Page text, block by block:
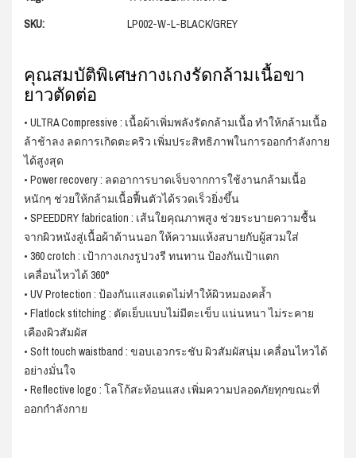
คุณสมบัติพิเศษกางเกงรัดกล้ามเนื้อขา
ยาวตัดต่อ
• ULTRA Compressive : เนื้อผ้าเพิ่มพลังรัดกล้ามเนื้อ ทำให้กล้ามเนื้อ
ล้าช้าลง ลดการเกิดตะคริว เพิ่มประสิทธิภาพในการออกกำลังกาย
ได้สูงสุด
• Power recovery : ลดอาการบาดเจ็บจากการใช้งานกล้ามเนื้อ
หนักๆ ช่วยให้กล้ามเนื้อฟื้นตัวได้รวดเร็วยิ่งขึ้น
• SPEEDDRY fabrication : เส้นใยคุณภาพสูง ช่วยระบายความชื้น
จากผิวหนังสู่เนื้อผ้าด้านนอก ให้ความแห้งสบายกับผู้สวมใส่
• 360 crotch : เป้ากางเกงรูปวงรี ทนทาน ป้องกันเป้าแตก
เคลื่อนไหวได้ 360°
• UV Protection : ป้องกันแสงแดดไม่ทำให้ผิวหมองคล้ำ
• Flatlock stitching : ตัดเย็บแบบไม่มีตะเข็บ แน่นหนา ไม่ระคาย
เคืองผิวสัมผัส
• Soft touch waistband : ขอบเอวกระชับ ผิวสัมผัสนุ่ม เคลื่อนไหวได้
อย่างมั่นใจ
• Reflective logo : โลโก้สะท้อนแสง เพิ่มความปลอดภัยทุกขณะที่
ออกกำลังกาย
SKU:
LP002-W-L-BLACK/GREY